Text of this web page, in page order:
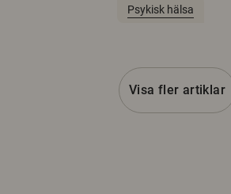
Psykisk hälsa
Visa fler artiklar